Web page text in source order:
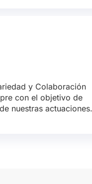
y Colaboración
con el objetivo de
nuestras actuaciones.